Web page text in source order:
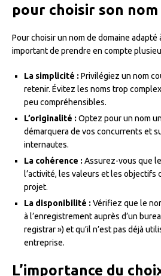
pour choisir son nom
Pour choisir un nom de domaine
important de prendre en compte
La simplicité : Privilégiez un nom
retenir. Évitez les noms trop
peu compréhensibles.
L’originalité : Optez pour un nom
démarquera de vos concurrents et
internautes.
La cohérence : Assurez-vous que
l’activité, les valeurs et les objectifs
projet.
La disponibilité : Vérifiez que le
à l’enregistrement auprès d’un
registrar ») et qu’il n’est pas déjà
entreprise.
L’importance du